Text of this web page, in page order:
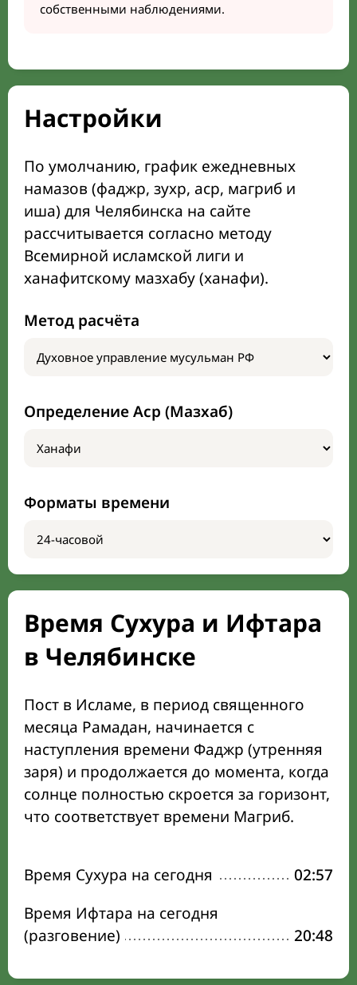
собственными наблюдениями.
Настройки
По умолчанию, график ежедневных
намазов (фаджр, зухр, аср, магриб и
иша) для Челябинска на сайте
рассчитывается согласно методу
Всемирной исламской лиги и
ханафитскому мазхабу (ханафи).
Метод расчёта
Определение Аср (Мазхаб)
Форматы времени
Время Сухура и Ифтара
в Челябинске
Пост в Исламе, в период священного
месяца Рамадан, начинается с
наступления времени Фаджр (утренняя
заря) и продолжается до момента, когда
солнце полностью скроется за горизонт,
что соответствует времени Магриб.
Время Сухура на сегодня
02:57
Время Ифтара на сегодня
(разговение)
20:48